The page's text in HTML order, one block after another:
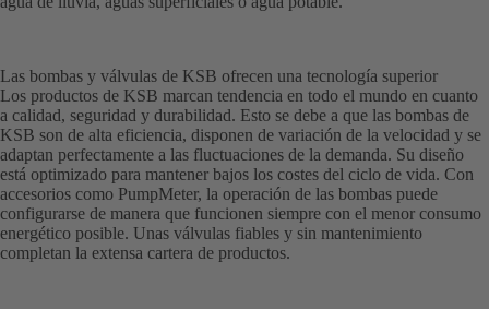
Las bombas y válvulas de KSB ofrecen una tecnología superior
Los productos de KSB marcan tendencia en todo el mundo en cuanto
a calidad, seguridad y durabilidad. Esto se debe a que las bombas de
KSB son de alta eficiencia, disponen de variación de la velocidad y se
adaptan perfectamente a las fluctuaciones de la demanda. Su diseño
está optimizado para mantener bajos los costes del ciclo de vida. Con
accesorios como PumpMeter, la operación de las bombas puede
configurarse de manera que funcionen siempre con el menor consumo
energético posible. Unas válvulas fiables y sin mantenimiento
completan la extensa cartera de productos.